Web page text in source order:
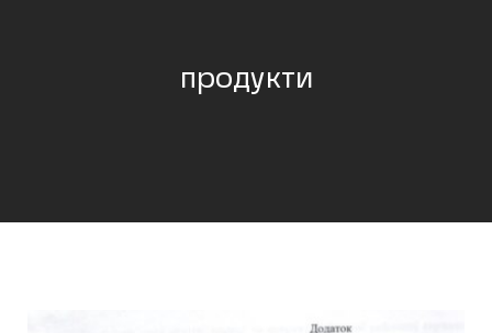
продукти